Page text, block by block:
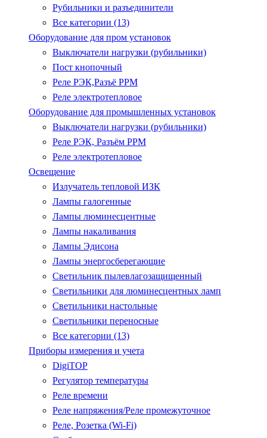
Рубильники и разъединители
Все категории (13)
Оборудование для пром установок
Выключатели нагрузки (рубильники)
Пост кнопочный
Реле РЭК,Разъё РРМ
Реле электротепловое
Оборудование для промышленных установок
Выключатели нагрузки (рубильники)
Реле РЭК, Разъём РРМ
Реле электротепловое
Освещение
Излучатель тепловой ИЗК
Лампы галогенные
Лампы люминесцентные
Лампы накаливания
Лампы Эдисона
Лампы энергосберегающие
Светильник пылевлагозащищенный
Светильники для люминесцентных ламп
Светильники настольные
Светильники переносные
Все категории (13)
Приборы измерения и учета
DigiTOP
Регулятор температуры
Реле времени
Реле напряжения/Реле промежуточное
Реле, Розетка (Wi-Fi)